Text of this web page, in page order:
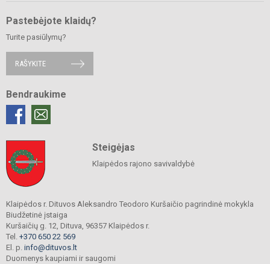
Pastebėjote klaidų?
Turite pasiūlymų?
RAŠYKITE
Bendraukime
Steigėjas
Klaipėdos rajono savivaldybė
Klaipėdos r. Dituvos Aleksandro Teodoro Kuršaičio pagrindinė mokykla
Biudžetinė įstaiga
Kuršaičių g. 12, Dituva, 96357 Klaipėdos r.
Tel. +370 650 22 569
El. p. info@dituvos.lt
Duomenys kaupiami ir saugomi